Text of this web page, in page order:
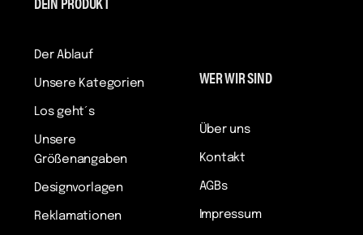
Der Ablauf
Unsere Kategorien
Los geht´s
Unsere
Größenangaben
Designvorlagen
Reklamationen
WER WIR SIND
Über uns
Kontakt
AGBs
Impressum